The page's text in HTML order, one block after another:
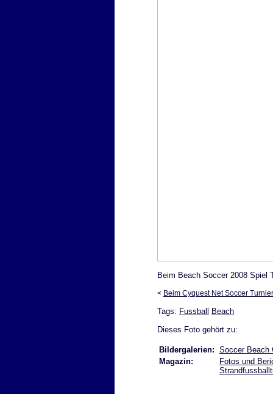
Beim Beach Soccer 2008 Spiel
< Beim Cyquest Net Soccer
Tags: Fussball Beach
Dieses Foto gehört zu:
Bildergalerien: Soccer Beach
Magazin:
Fotos und